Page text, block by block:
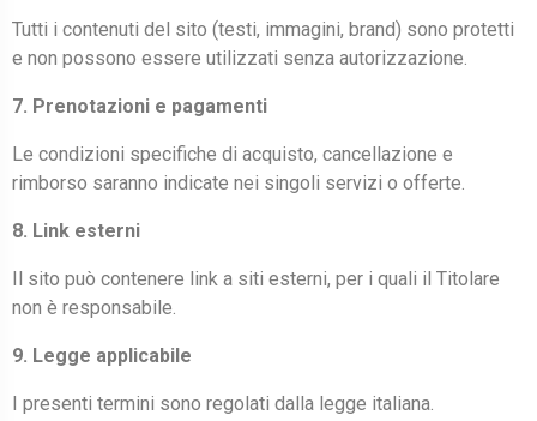
Tutti i contenuti del sito (testi, immagini, brand) sono protetti
e non possono essere utilizzati senza autorizzazione.
7. Prenotazioni e pagamenti
Le condizioni specifiche di acquisto, cancellazione e
rimborso saranno indicate nei singoli servizi o offerte.
8. Link esterni
Il sito può contenere link a siti esterni, per i quali il Titolare
non è responsabile.
9. Legge applicabile
I presenti termini sono regolati dalla legge italiana.